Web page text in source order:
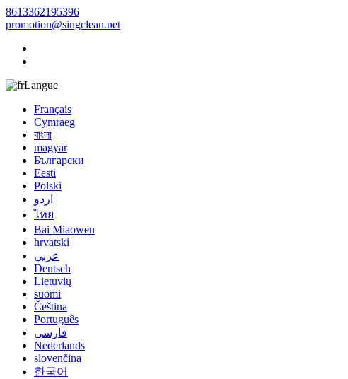
8613362195396
promotion@singclean.net
Langue
Français
Cymraeg
বাংলা
magyar
Български
Eesti
Polski
اردو
ไทย
Bai Miaowen
hrvatski
عربي
Deutsch
Lietuvių
suomi
Čeština
Português
فارسی
Nederlands
slovenčina
한국어